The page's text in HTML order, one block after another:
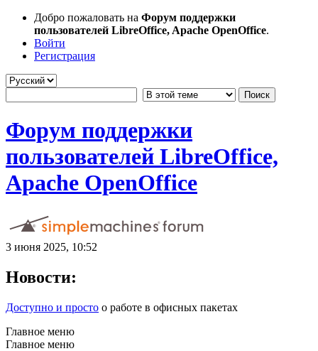
Добро пожаловать на Форум поддержки
пользователей LibreOffice, Apache OpenOffice.
Войти
Регистрация
Форум поддержки
пользователей LibreOffice,
Apache OpenOffice
3 июня 2025, 10:52
Новости:
Доступно и просто о работе в офисных пакетах
Главное меню
Главное меню